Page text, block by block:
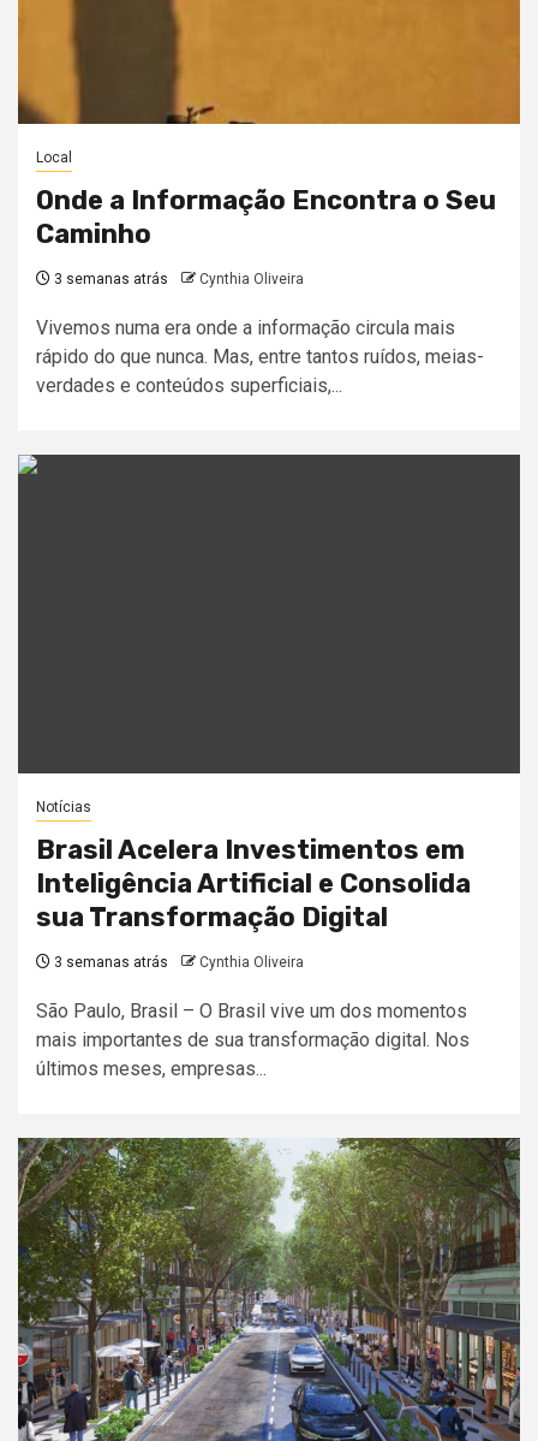
Local
Onde a Informação Encontra o Seu
Caminho
3 semanas atrás Cynthia Oliveira
Vivemos numa era onde a informação circula mais
rápido do que nunca. Mas, entre tantos ruídos, meias-
verdades e conteúdos superficiais,...
Notícias
Brasil Acelera Investimentos em
Inteligência Artificial e Consolida
sua Transformação Digital
3 semanas atrás Cynthia Oliveira
São Paulo, Brasil – O Brasil vive um dos momentos
mais importantes de sua transformação digital. Nos
últimos meses, empresas...